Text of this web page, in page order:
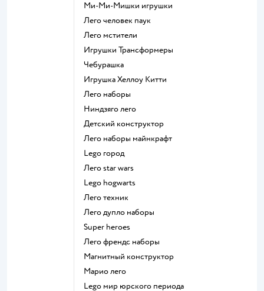
Ми-Ми-Мишки игрушки
Лего человек паук
Лего мстители
Игрушки Трансформеры
Чебурашка
Игрушка Хеллоу Китти
Лего наборы
Ниндзяго лего
Детский конструктор
Лего наборы майнкрафт
Lego город
Лего star wars
Lego hogwarts
Лего техник
Лего дупло наборы
Super heroes
Лего френдс наборы
Магнитный конструктор
Марио лего
Lego мир юрского периода